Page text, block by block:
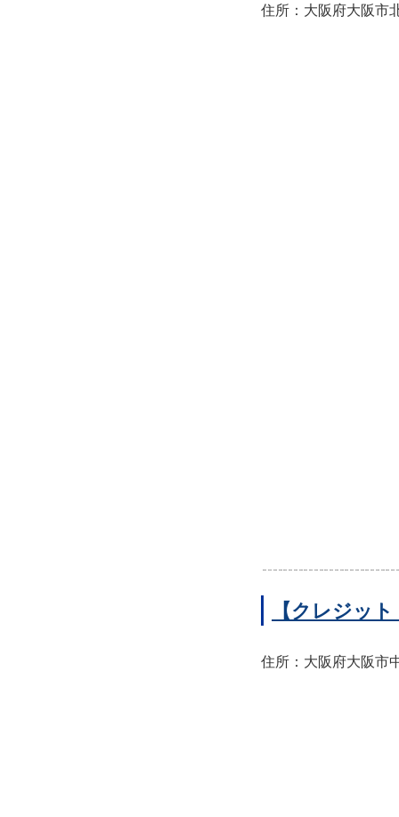
住所：大阪府大阪市
【クレジッ
住所：大阪府大阪市